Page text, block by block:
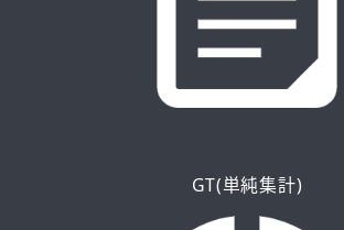
GT(単純集計)